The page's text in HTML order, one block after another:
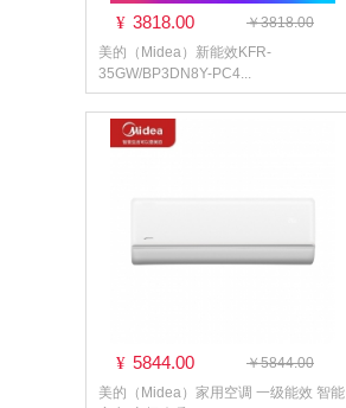
¥ 3818.00
￥3818.00
美的（Midea）新能效KFR-
35GW/BP3DN8Y-PC4...
¥ 5844.00
￥5844.00
美的（Midea）家用空调 一级能效 智能